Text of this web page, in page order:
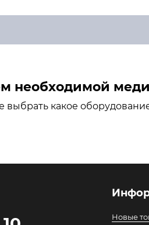
необходимой
выбрать какое
Новые